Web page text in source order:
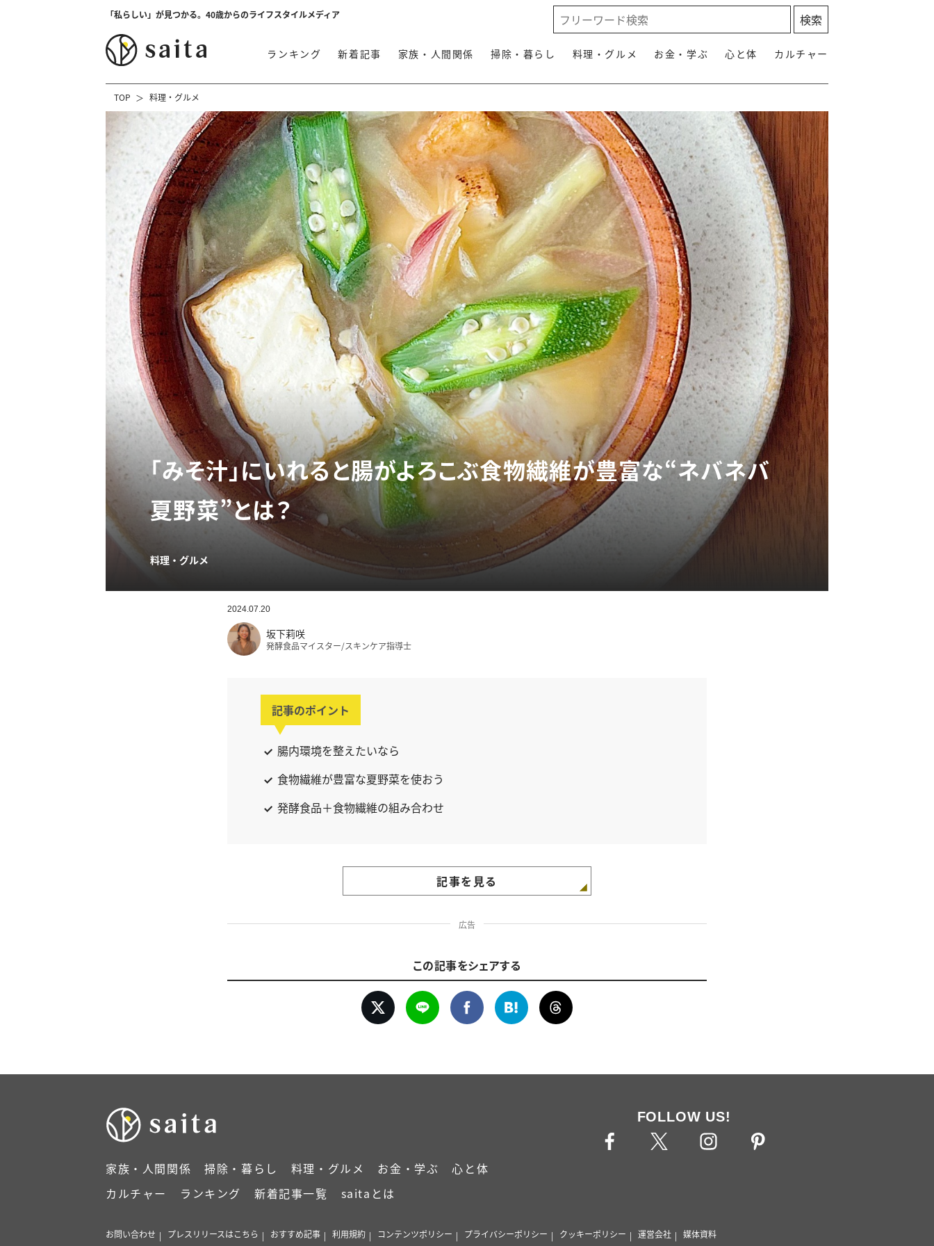
「私らしい」が見つかる。40歳からのライフスタイルメディア
ランキング 新着記事 家族・人間関係 掃除・暮らし 料理・グルメ お金・学ぶ 心と体 カルチャー
TOP 料理・グルメ
「みそ汁」にいれると腸がよろこぶ食物繊維が豊富な“ネバネバ
夏野菜”とは？
料理・グルメ
2024.07.20
坂下莉咲
発酵食品マイスター/スキンケア指導士
記事のポイント
腸内環境を整えたいなら
食物繊維が豊富な夏野菜を使おう
発酵食品＋食物繊維の組み合わせ
記事を見る
広告
この記事をシェアする
家族・人間関係 掃除・暮らし 料理・グルメ お金・学ぶ
心と体
カルチャー
ランキング 新着記事一覧 saitaとは
FOLLOW US!
お問い合わせ プレスリリースはこちら おすすめ記事 利用規約 コンテンツポリシー プライバシーポリシー クッキーポリシー 運営会社 媒体資料